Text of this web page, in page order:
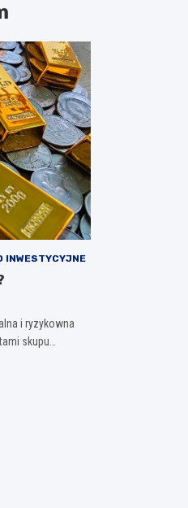
INWESTYCYJNE
i ryzykowna
skupu…